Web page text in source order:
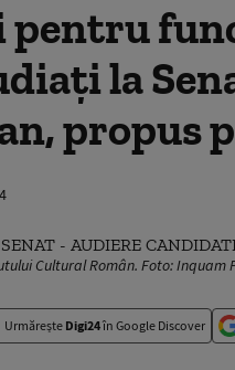
la
propus
Cultural Român. Foto: Inquam
Urmărește Digi24în Google Discover